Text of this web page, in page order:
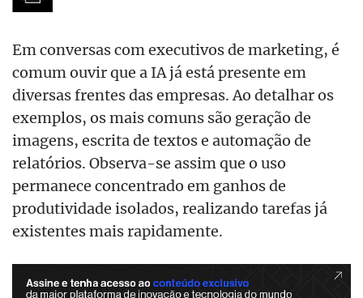
Em conversas com executivos de marketing, é
comum ouvir que a IA já está presente em
diversas frentes das empresas. Ao detalhar os
exemplos, os mais comuns são geração de
imagens, escrita de textos e automação de
relatórios. Observa-se assim que o uso
permanece concentrado em ganhos de
produtividade isolados, realizando tarefas já
existentes mais rapidamente.